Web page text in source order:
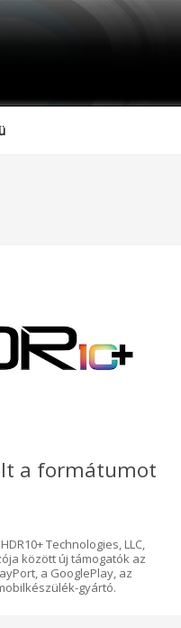
a formátumot
Technologies, LLC,
között új támogatók az
a GooglePlay, az
gyártó.